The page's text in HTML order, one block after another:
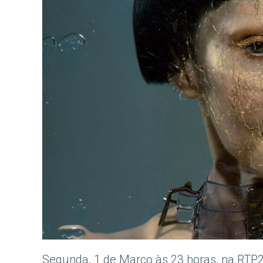
Segunda, 1 de Março às 23 horas, na